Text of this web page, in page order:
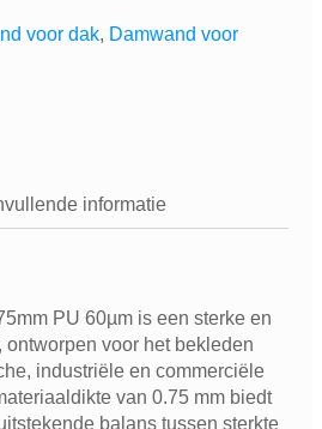
voor dak, Damwand voor
informatie
PU 60µm is een sterke en
voor het bekleden
industriële en commerciële
van 0.75 mm biedt
balans tussen sterkte